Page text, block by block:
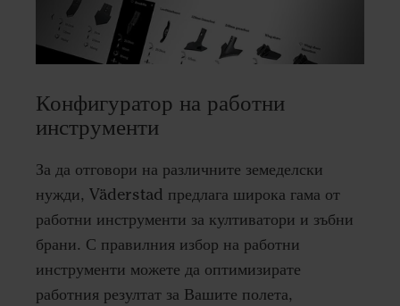
Конфигуратор на работни
инструменти
За да отговори на различните земеделски
нужди, Väderstad предлага широка гама от
работни инструменти за култиватори и зъбни
брани. С правилния избор на работни
инструменти можете да оптимизирате
работния резултат за Вашите полета,